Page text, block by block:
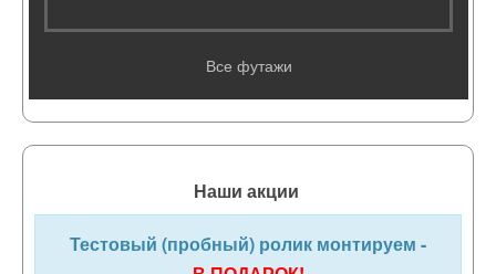
Все футажи
Наши акции
Тестовый (пробный) ролик монтируем -